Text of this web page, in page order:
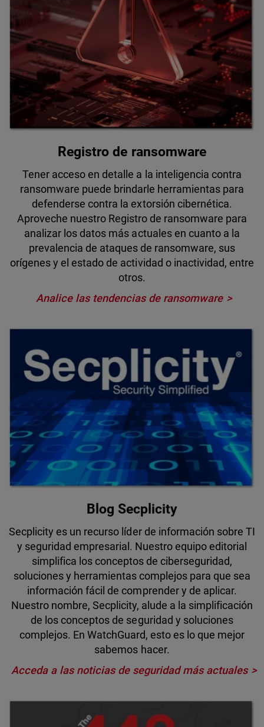
Registro de ransomware
Tener acceso en detalle a la inteligencia contra
ransomware puede brindarle herramientas para
defenderse contra la extorsión cibernética.
Aproveche nuestro Registro de ransomware para
analizar los datos más actuales en cuanto a la
prevalencia de ataques de ransomware, sus
orígenes y el estado de actividad o inactividad, entre
otros.
Analice las tendencias de ransomware
Blog Secplicity
Secplicity es un recurso líder de información sobre TI
y seguridad empresarial. Nuestro equipo editorial
simplifica los conceptos de ciberseguridad,
soluciones y herramientas complejos para que sea
información fácil de comprender y de aplicar.
Nuestro nombre, Secplicity, alude a la simplificación
de los conceptos de seguridad y soluciones
complejos. En WatchGuard, esto es lo que mejor
sabemos hacer.
Acceda a las noticias de seguridad más actuales